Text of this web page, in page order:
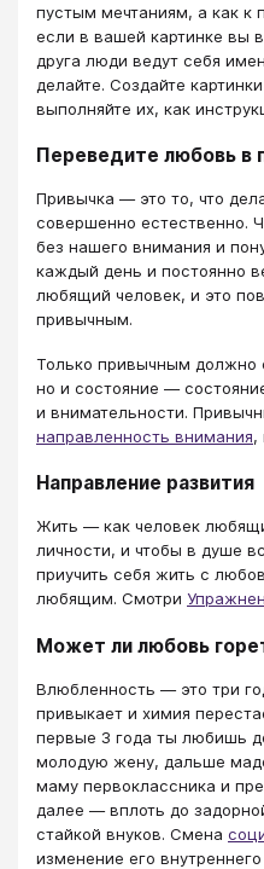
пустым мечтаниям, а как к
если в вашей картинке вы
друга люди ведут себя
делайте. Создайте
выполняйте их, как
Переведите любовь в
Привычка — это то, что
совершенно естественно.
без нашего внимания и
каждый день и постоянно
любящий человек, и это
привычным.
Только привычным должно
но и состояние —
и внимательности.
направленность внимания,
Направление развития
Жить — как человек
личности, и чтобы в душе
приучить себя жить с
любящим. Смотри
Может ли любовь
Влюбленность — это три
привыкает и химия
первые 3 года ты любишь
молодую жену, дальше
маму первоклассника и
далее — вплоть до
стайкой внуков. Смена
изменение его